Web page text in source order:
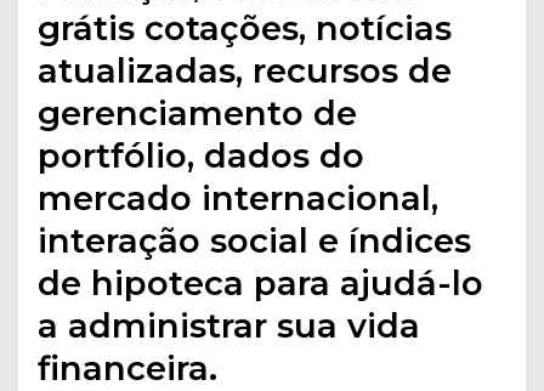
grátis cotações, notícias
atualizadas, recursos de
gerenciamento de
portfólio, dados do
mercado internacional,
interação social e índices
de hipoteca para ajudá-lo
a administrar sua vida
financeira.